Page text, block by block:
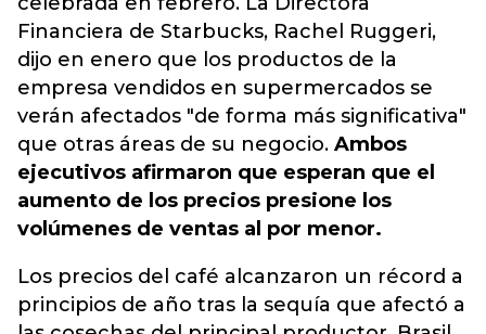
Financiera de Starbucks, Rachel Ruggeri,
dijo en enero que los productos de la
empresa vendidos en supermercados se
verán afectados "de forma más significativa"
que otras áreas de su negocio. Ambos
ejecutivos afirmaron que esperan que el
aumento de los precios presione los
volúmenes de ventas al por menor.
Los precios del café alcanzaron un récord a
principios de año tras la sequía que afectó a